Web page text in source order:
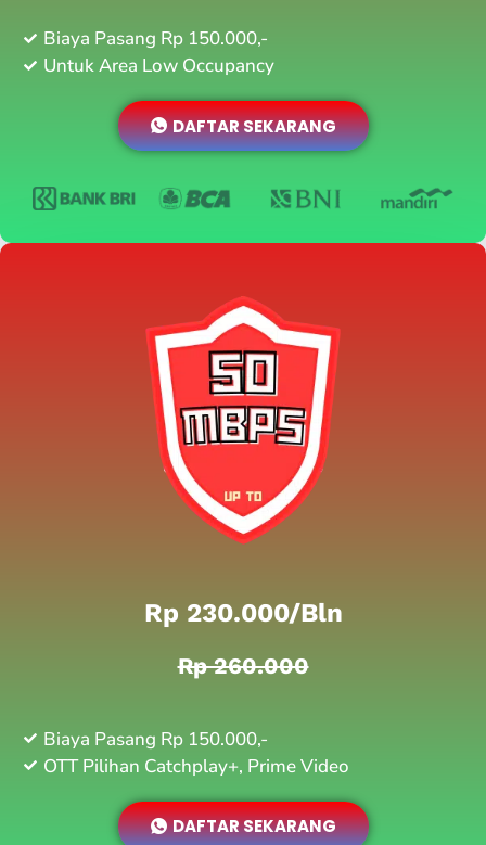
Biaya Pasang Rp 150.000,-
Untuk Area Low Occupancy
DAFTAR SEKARANG
Rp 230.000/bln
Rp 260.000
Biaya Pasang Rp 150.000,-
OTT Pilihan Catchplay+, Prime Video
DAFTAR SEKARANG